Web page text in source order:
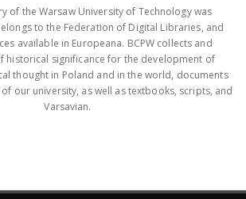
of the Warsaw University of Technology was
to the Federation of Digital Libraries, and
available in Europeana. BCPW collects and
historical significance for the development of
thought in Poland and in the world, documents
our university, as well as textbooks, scripts, and
Varsavian.